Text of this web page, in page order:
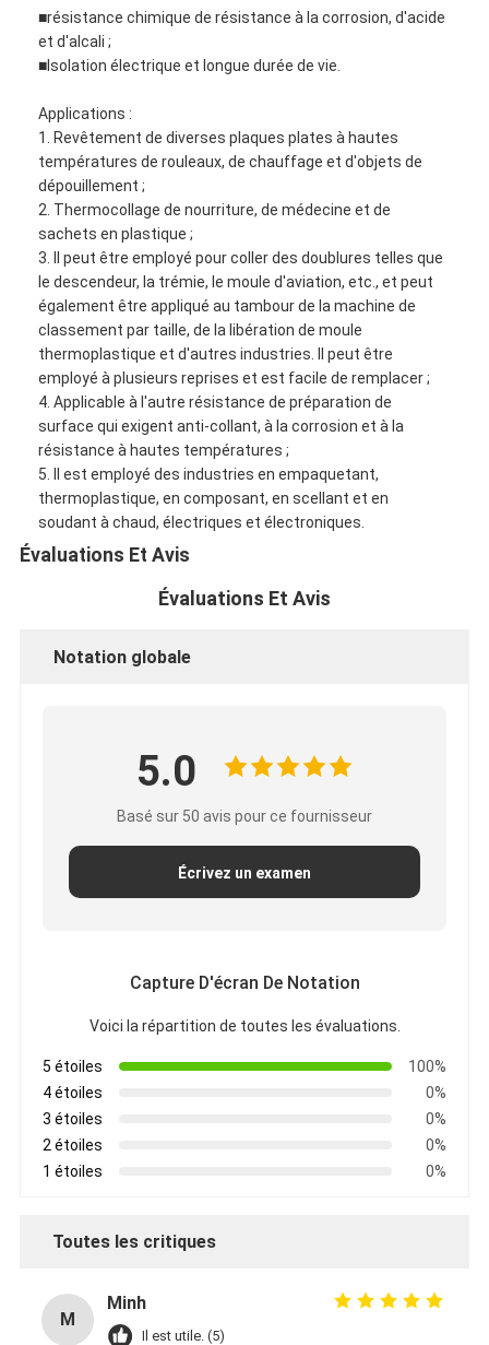
Visite d'usine
Contrôle de qualité
Contactez-nous
Bande adhésive d'isolation
Bande d'isolation de tissu en verre
Bande résistante à la chaleur d'isolation
Ruban adhésif de tissu en verre
Ruban adhésif de film de Polyimide
Ruban adhésif de papier d'aluminium
Bande de tissu en verre de papier d'aluminium
L'aluminium a fait face au papier d'emballage
Tissu de fibre de verre de papier d'aluminium
Bande de canevas d'aluminium
Panneau d'isolation électrique
■résistance chimique de résistance à la corrosion, d'acide
et d'alcali ;
■Isolation électrique et longue durée de vie.
Applications :
1. Revêtement de diverses plaques plates à hautes
températures de rouleaux, de chauffage et d'objets de
dépouillement ;
2. Thermocollage de nourriture, de médecine et de
sachets en plastique ;
3. Il peut être employé pour coller des doublures telles que
le descendeur, la trémie, le moule d'aviation, etc., et peut
également être appliqué au tambour de la machine de
classement par taille, de la libération de moule
thermoplastique et d'autres industries. Il peut être
employé à plusieurs reprises et est facile de remplacer ;
4. Applicable à l'autre résistance de préparation de
surface qui exigent anti-collant, à la corrosion et à la
résistance à hautes températures ;
5. Il est employé des industries en empaquetant,
thermoplastique, en composant, en scellant et en
soudant à chaud, électriques et électroniques.
Évaluations Et Avis
Évaluations Et Avis
Notation globale
5.0
Basé sur 50 avis pour ce fournisseur
Écrivez un examen
Capture D'écran De Notation
Voici la répartition de toutes les évaluations.
5 étoiles
100%
4 étoiles
0%
3 étoiles
0%
2 étoiles
0%
1 étoiles
0%
Toutes les critiques
M
Minh
Il est utile. (5)